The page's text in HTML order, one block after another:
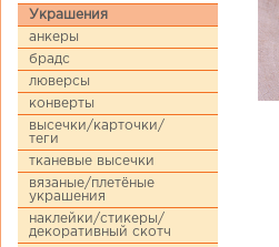
Украшения
анкеры
брадс
люверсы
конверты
высечки/карточки/
теги
тканевые высечки
вязаные/плетёные
украшения
наклейки/стикеры/
декоративный скотч